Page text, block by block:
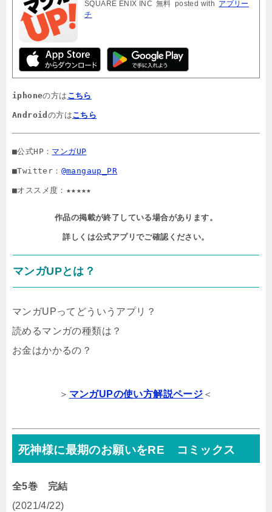
SQUARE ENIX INC 無料 posted with アプリー
チ
iphoneの方は こちら
Android の方はこちら
■公式HP： マンガUP
■Twitter： @mangaup_PR
■オススメ度：★★★★★
作品の掲載が終了している場合があります。
詳しくは公式アプリでご確認ください。
マンガUPとは？
マンガUPってどういうアプリ？
読めるマンガの種類は？
お金はかかるの？
＞ マンガUPの使い方解説ページ ＜
死神様に最期のお願いをRE コミックス
全5巻 完結
(2021/4/22)